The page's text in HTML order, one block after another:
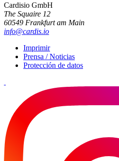
Cardisio GmbH
The Squaire 12
60549 Frankfurt am Main
info@cardis.io
Imprimir
Prensa / Noticias
Protección de datos